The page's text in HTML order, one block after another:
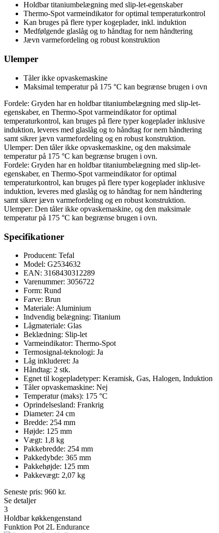
Holdbar titaniumbelægning med slip-let-egenskaber
Thermo-Spot varmeindikator for optimal temperaturkontrol
Kan bruges på flere typer kogeplader, inkl. induktion
Medfølgende glaslåg og to håndtag for nem håndtering
Jævn varmefordeling og robust konstruktion
Ulemper
Tåler ikke opvaskemaskine
Maksimal temperatur på 175 °C kan begrænse brugen i ovn
Fordele: Gryden har en holdbar titaniumbelægning med slip-let-
egenskaber, en Thermo-Spot varmeindikator for optimal
temperaturkontrol, kan bruges på flere typer kogeplader inklusive
induktion, leveres med glaslåg og to håndtag for nem håndtering
samt sikrer jævn varmefordeling og en robust konstruktion.
Ulemper: Den tåler ikke opvaskemaskine, og den maksimale
temperatur på 175 °C kan begrænse brugen i ovn.
Fordele: Gryden har en holdbar titaniumbelægning med slip-let-
egenskaber, en Thermo-Spot varmeindikator for optimal
temperaturkontrol, kan bruges på flere typer kogeplader inklusive
induktion, leveres med glaslåg og to håndtag for nem håndtering
samt sikrer jævn varmefordeling og en robust konstruktion.
Ulemper: Den tåler ikke opvaskemaskine, og den maksimale
temperatur på 175 °C kan begrænse brugen i ovn.
Specifikationer
Producent: Tefal
Model: G2534632
EAN: 3168430312289
Varenummer: 3056722
Form: Rund
Farve: Brun
Materiale: Aluminium
Indvendig belægning: Titanium
Lågmateriale: Glas
Beklædning: Slip-let
Varmeindikator: Thermo-Spot
Termosignal-teknologi: Ja
Låg inkluderet: Ja
Håndtag: 2 stk.
Egnet til kogepladetyper: Keramisk, Gas, Halogen, Induktion
Tåler opvaskemaskine: Nej
Temperatur (maks): 175 °C
Oprindelsesland: Frankrig
Diameter: 24 cm
Bredde: 254 mm
Højde: 125 mm
Vægt: 1,8 kg
Pakkebredde: 254 mm
Pakkedybde: 365 mm
Pakkehøjde: 125 mm
Pakkevægt: 2,07 kg
Seneste pris: 960 kr.
Se detaljer
3
Holdbar køkkengenstand
Funktion Pot 2L Endurance